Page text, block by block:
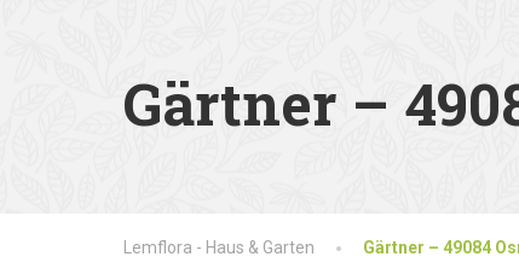
Gärtner –
Lemflora - Haus & Garten Gärtner – 49084